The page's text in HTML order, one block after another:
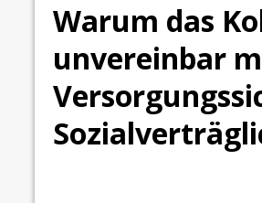
Warum das
unvereinbar